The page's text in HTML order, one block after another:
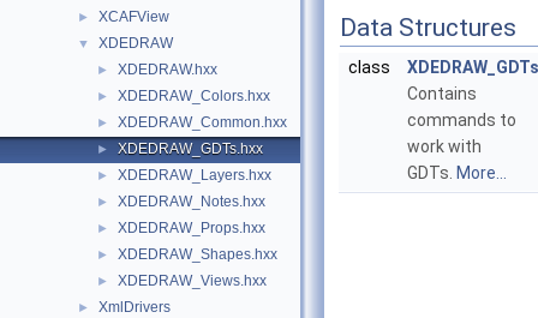
► XCAFView
▼ XDEDRAW
► XDEDRAW.hxx
► XDEDRAW_Colors.hxx
► XDEDRAW_Common.hxx
► XDEDRAW_GDTs.hxx
► XDEDRAW_Layers.hxx
► XDEDRAW_Notes.hxx
► XDEDRAW_Props.hxx
► XDEDRAW_Shapes.hxx
► XDEDRAW_Views.hxx
► XmlDrivers
Data Structures
class
XDEDRAW_GDTs
Contains
commands to
work with
GDTs. More...